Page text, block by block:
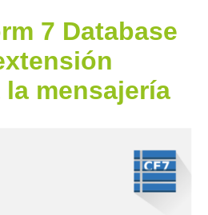
7 Database
mensajería